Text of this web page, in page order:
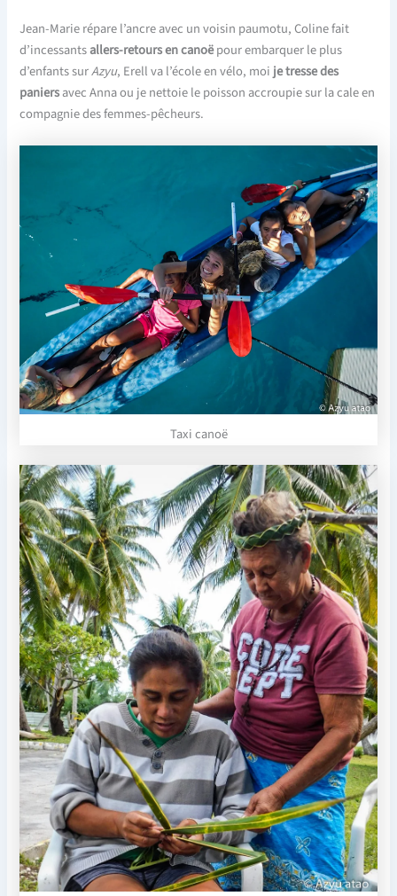
Jean-Marie répare l’ancre avec un voisin paumotu, Coline fait
d’incessantsallers-retours en canoëpour embarquer le plus
d’enfants surAzyu, Erell va l’école en vélo, moi je tresse des
paniersavec Anna ou je nettoie le poisson accroupie sur la cale en
compagnie des femmes-pêcheurs.
Taxi canoë